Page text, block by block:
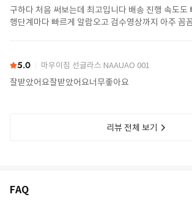
구하다 처음 써보는데 최고입니다 배송 진행 속도도
행단계마다 빠르게 알람오고 검수영상까지 아주 꼼
5.0 마우이짐 선글라스 NAAUAO 001
잘받았어요잘받았어요너무좋아요
리뷰 전체 보기
FAQ